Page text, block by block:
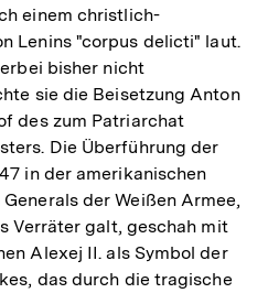
einem christlich-
Lenins "corpus delicti" laut.
bisher nicht
sie die Beisetzung Anton
des zum Patriarchat
Die Überführung der
in der amerikanischen
der Weißen Armee,
Verräter galt, geschah mit
Alexej II. als Symbol der
das durch die tragische